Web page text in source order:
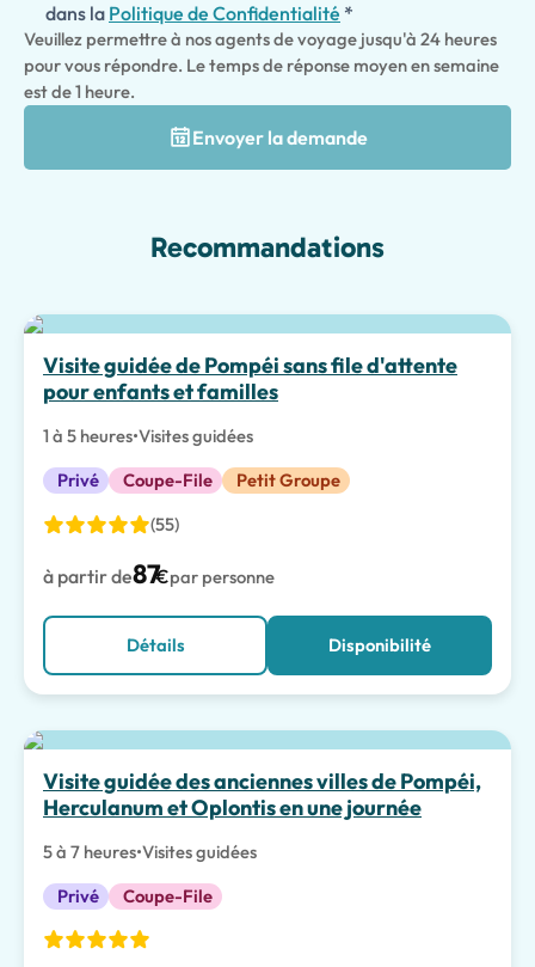
dans la Politique de Confidentialité *
Veuillez permettre à nos agents de voyage jusqu'à 24 heures
pour vous répondre. Le temps de réponse moyen en semaine
est de 1 heure.
Envoyer la demande
Recommandations
Meilleur choix
Visite guidée de Pompéi sans file d'attente
pour enfants et familles
1 à 5 heures•Visites guidées
Privé
Coupe-File
Petit Groupe
(55)
à partir de87€par personne
Détails Disponibilité
Visite guidée des anciennes villes de Pompéi,
Herculanum et Oplontis en une journée
5 à 7 heures•Visites guidées
Privé
Coupe-File